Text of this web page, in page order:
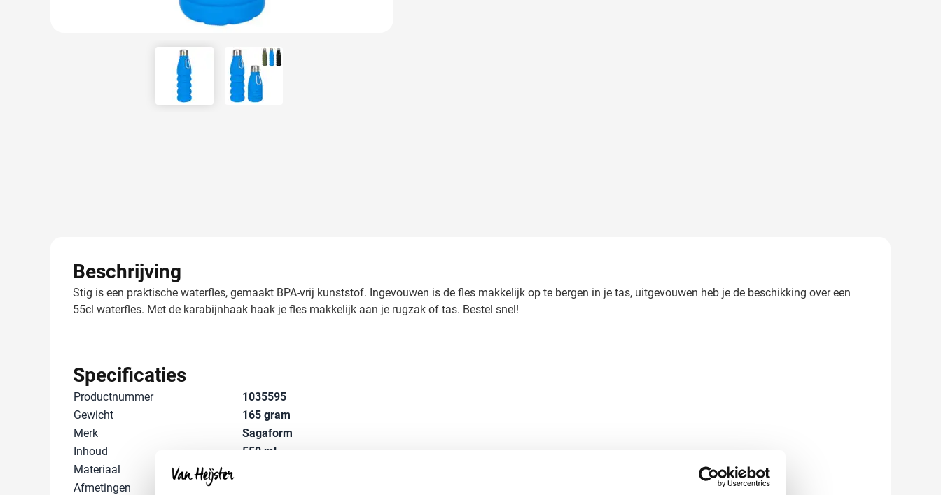
View larger imageView larger image
Beschrijving
Stig is een praktische waterfles, gemaakt BPA-vrij kunststof. Ingevouwen is de fles makkelijk op te bergen in je tas, uitgevouwen heb je de beschikking over een
55cl waterfles. Met de karabijnhaak haak je fles makkelijk aan je rugzak of tas. Bestel snel!
Specificaties
Productnummer
1035595
Gewicht
165 gram
Merk
Sagaform
Inhoud
550 ml
Materiaal
Afmetingen